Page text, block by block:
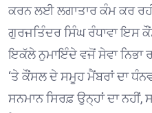
ਕਰਨ ਲਈ ਲਗਾਤਾਰ ਕੰਮ ਕਰ
ਗੁਰਜਤਿੰਦਰ ਸਿੰਘ ਰੰਧਾਵਾ ਇਸ
ਇਕੱਲੇ ਨੁਮਾਇੰਦੇ ਵਜੋਂ ਸੇਵਾ
‘ਤੇ ਕੌਂਸਲ ਦੇ ਸਮੂਹ ਮੈਂਬਰਾਂ ਦਾ
ਸਨਮਾਨ ਸਿਰਫ਼ ਉਨ੍ਹਾਂ ਦਾ ਨਹੀਂ,